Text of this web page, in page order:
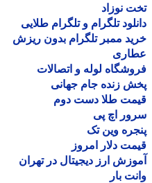
نوزاد
تلگرام و تلگرام طلایی
ممبر تلگرام بدون ریزش
لوله و اتصالات
زنده جام جهانی
طلا دست دوم
اچ پی
وین تک
دلار امروز
ارز دیجیتال در تهران
بار